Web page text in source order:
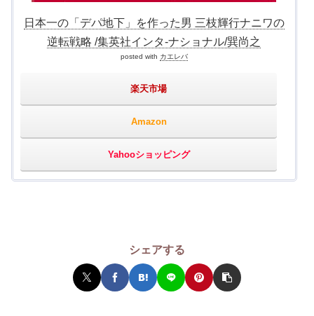
日本一の「デパ地下」を作った男 三枝輝行ナニワの
逆転戦略 /集英社インタ-ナショナル/巽尚之
posted with カエレバ
楽天市場
Amazon
Yahooショッピング
シェアする